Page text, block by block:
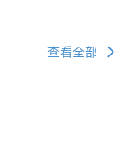
查看全部